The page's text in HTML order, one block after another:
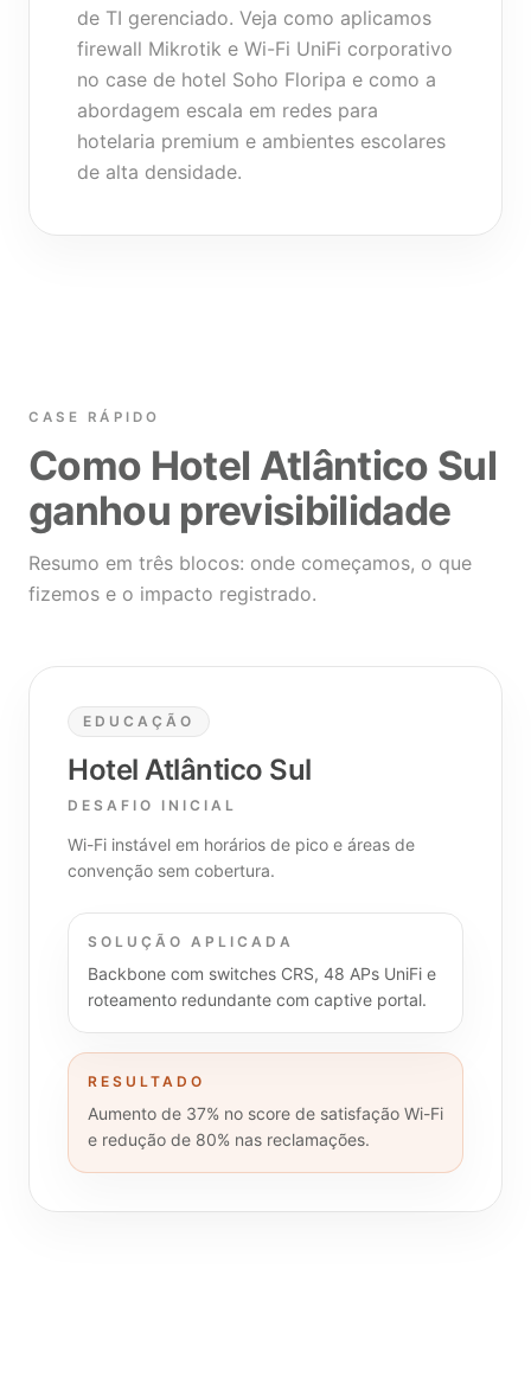
de TI gerenciado. Veja como aplicamos
firewall Mikrotik e Wi-Fi UniFi corporativo
no case de hotel Soho Floripa e como a
abordagem escala em redes para
hotelaria premium e ambientes escolares
de alta densidade.
CASE RÁPIDO
Como Hotel Atlântico Sul
ganhou previsibilidade
Resumo em três blocos: onde começamos, o que
fizemos e o impacto registrado.
EDUCAÇÃO
Hotel Atlântico Sul
DESAFIO INICIAL
Wi-Fi instável em horários de pico e áreas de
convenção sem cobertura.
SOLUÇÃO APLICADA
Backbone com switches CRS, 48 APs UniFi e
roteamento redundante com captive portal.
RESULTADO
Aumento de 37% no score de satisfação Wi-Fi
e redução de 80% nas reclamações.